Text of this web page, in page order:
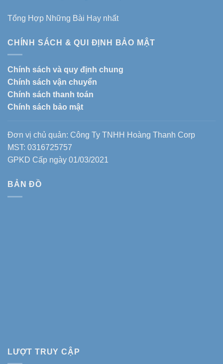
Tổng Hợp Những Bài Hay nhất
CHÍNH SÁCH & QUI ĐỊNH BẢO MẬT
Chính sách và quy định chung
Chính sách vận chuyển
Chính sách thanh toán
Chính sách bảo mật
Đơn vị chủ quản: Công Ty TNHH Hoàng Thanh Corp
MST: 0316725757
GPKD Cấp ngày 01/03/2021
BẢN ĐỒ
LƯỢT TRUY CẬP